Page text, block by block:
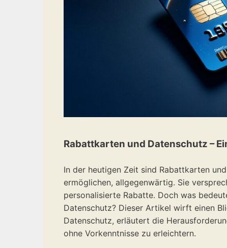
Rabattkarten und Datenschutz –
In der heutigen Zeit sind Rabattkarten
ermöglichen, allgegenwärtig. Sie
personalisierte Rabatte. Doch was
Datenschutz? Dieser Artikel wirft einen
Datenschutz, erläutert die
ohne Vorkenntnisse zu erleichtern.